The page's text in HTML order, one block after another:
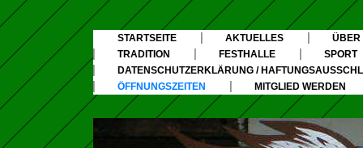
STARTSEITE AKTUELLES
ÜBER
TRADITION
FESTHALLE
SPORT
DATENSCHUTZERKLÄRUNG /
ÖFFNUNGSZEITEN
MITGLIED WERDEN